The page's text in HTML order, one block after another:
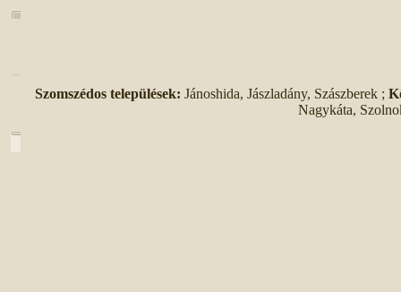
Szomszédos települések: Jánoshida, Jászladány, Szászberek ;
Nagykáta,